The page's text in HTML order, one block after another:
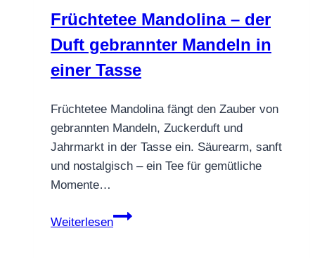
voller
sanfter
Früchtetee Mandolina – der
Duft gebrannter Mandeln in
einer Tasse
Früchtetee Mandolina fängt den Zauber von
gebrannten Mandeln, Zuckerduft und
Jahrmarkt in der Tasse ein. Säurearm, sanft
und nostalgisch – ein Tee für gemütliche
Momente…
Weiterlesen
Früchtetee